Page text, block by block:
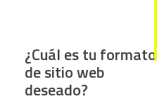
¿Cuál es tu formato
de sitio web
deseado?